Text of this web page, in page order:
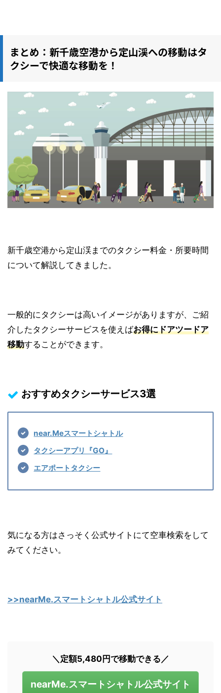
まとめ：新千歳空港から定山渓への移動はタ
クシーで快適な移動を！
新千歳空港から定山渓までのタクシー料金・所要時間
について解説してきました。
一般的にタクシーは高いイメージがありますが、ご紹
介したタクシーサービスを使えばお得にドアツードア
移動することができます。
おすすめタクシーサービス3選
near.Meスマートシャトル
タクシーアプリ『GO』
エアポート タクシー
気になる方はさっそく公式サイトにて空車検索をして
みてください。
>>nearMe.スマートシャトル公式サイト
＼定額5,480円で移動できる／
nearMe.スマートシャトル公式サイト